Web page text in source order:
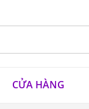
CỬA HÀNG